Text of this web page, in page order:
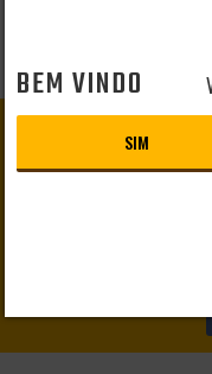
GANHE
EM SEU
BEM VINDO
SIM